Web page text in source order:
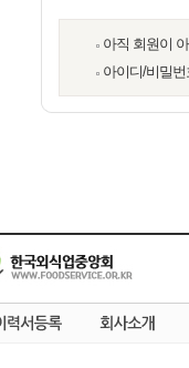
아직 회원이
아이디/비밀